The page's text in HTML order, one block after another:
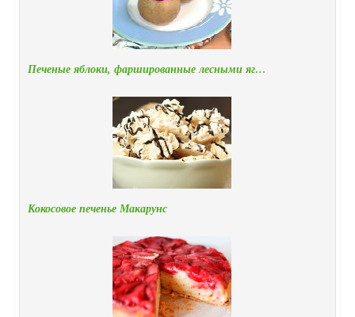
Печеные яблоки, фаршированные лесными яг…
Кокосовое печенье Макарунс